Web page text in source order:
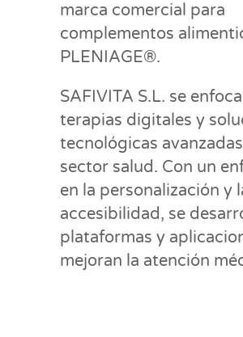
marca comercial para
complementos
PLENIAGE®.
SAFIVITA S.L. se
terapias digitales y
tecnológicas
sector salud. Con un
en la personalización y
accesibilidad, se
plataformas y
mejoran la atención